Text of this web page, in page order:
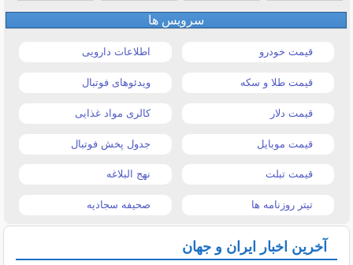
سرویس ها
قیمت خودرو اطلاعات دارویی
قیمت طلا و سکه ویدئوهای فوتبال
قیمت دلار کالری مواد غذایی
قیمت موبایل جدول پخش فوتبال
قیمت تبلت نهج البلاغه
تیتر روزنامه ها صحیفه سجادیه
آخرین اخبار ایران و جهان